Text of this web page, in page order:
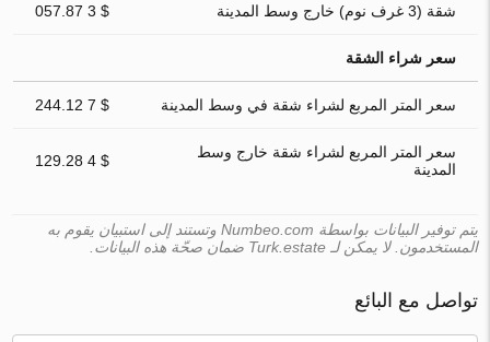
شقة (3 غرف نوم) خارج وسط المدينة $ 3 057.87
سعر شراء الشقة
سعر المتر المربع لشراء شقة في وسط المدينة $ 7 244.12
سعر المتر المربع لشراء شقة خارج وسط
المدينة
$ 4 129.28
يتم توفير البيانات بواسطة Numbeo.com وتستند إلى استبيان يقوم به
المستخدمون. لا يمكن لـ Turk.estate ضمان صحّة هذه البيانات.
تواصل مع البائع